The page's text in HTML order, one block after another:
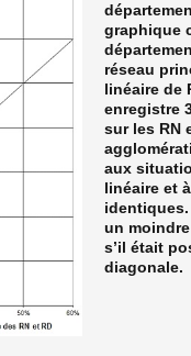
graphique
réseau
linéaire de
enregistre
sur les RN
aux
linéaire et
un
s’il était
diagonale.